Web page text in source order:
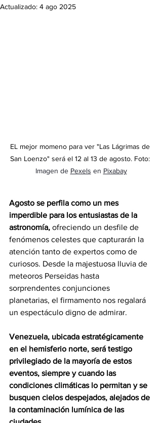
Actualizado: 4 ago 2025
EL mejor momeno para ver "Las Lágrimas de
San Loenzo" será el 12 al 13 de agosto. Foto:
Imagen de Pexels en Pixabay
Agosto se perfila como un mes
imperdible para los entusiastas de la
astronomía, ofreciendo un desfile de
fenómenos celestes que capturarán la
atención tanto de expertos como de
curiosos. Desde la majestuosa lluvia de
meteoros Perseidas hasta
sorprendentes conjunciones
planetarias, el firmamento nos regalará
un espectáculo digno de admirar.
Venezuela, ubicada estratégicamente
en el hemisferio norte, será testigo
privilegiado de la mayoría de estos
eventos, siempre y cuando las
condiciones climáticas lo permitan y se
busquen cielos despejados, alejados de
la contaminación lumínica de las